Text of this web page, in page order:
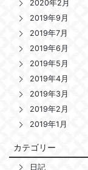
2020年2月
2019年9月
2019年7月
2019年6月
2019年5月
2019年4月
2019年3月
2019年2月
2019年1月
カテゴリー
日記